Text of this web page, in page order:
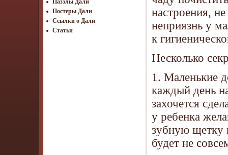
Паззлы Дали
Постеры Дали
Ссылки о Дали
Статьи
настроения,
неприязнь у
к
Несколько
1. Маленькие
каждый день
захочется
у ребенка
зубную щетку
будет не